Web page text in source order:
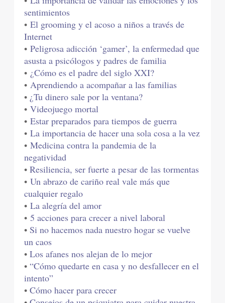
sentimientos
•El grooming y el acoso a niños a través de
Internet
•Peligrosa adicción ‘gamer’, la enfermedad que
asusta a psicólogos y padres de familia
• ¿Cómo es el padre del siglo XXI?
•Aprendiendo a acompañar a las familias
• ¿Tu dinero sale por la ventana?
•Videojuego mortal
•Estar preparados para tiempos de guerra
•La importancia de hacer una sola cosa a la vez
•Medicina contra la pandemia de la
negatividad
•Resiliencia, ser fuerte a pesar de las tormentas
•Un abrazo de cariño real vale más que
cualquier regalo
•La alegría del amor
•5 acciones para crecer a nivel laboral
• Si no hacemos nada nuestro hogar se vuelve
un caos
•Los afanes nos alejan de lo mejor
•“Cómo quedarte en casa y no desfallecer en el
intento”
•Cómo hacer para crecer